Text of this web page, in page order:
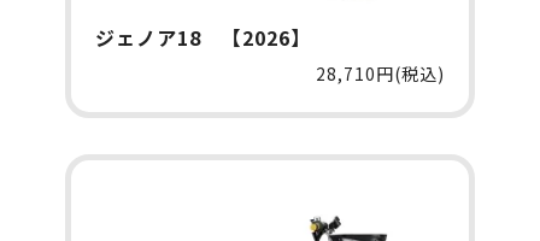
ジェノア18 【2026】
28,710円(税込)